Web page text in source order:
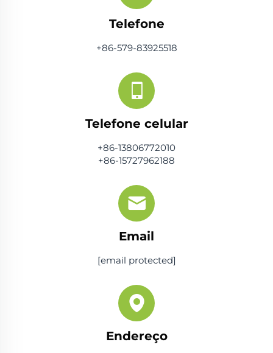
Telefone
+86-579-83925518
Telefone celular
+86-13806772010
+86-15727962188
Email
[email protected]
Endereço